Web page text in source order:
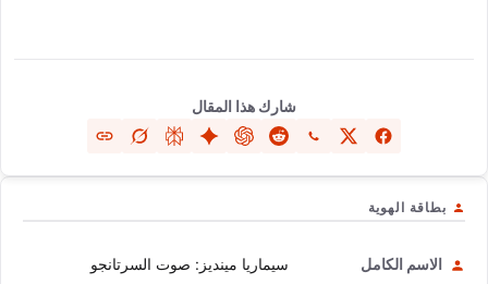
شارك هذا المقال
بطاقة الهوية
الاسم الكامل سيماريا مينديز: صوت السرتانجو